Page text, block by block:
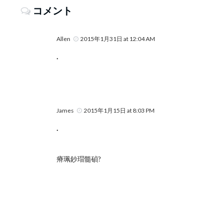
コメント
Allen 2015年1月31日 at 12:04 AM
.
James 2015年1月15日 at 8:03 PM
.
瘠珮鈔瑁髓碵?